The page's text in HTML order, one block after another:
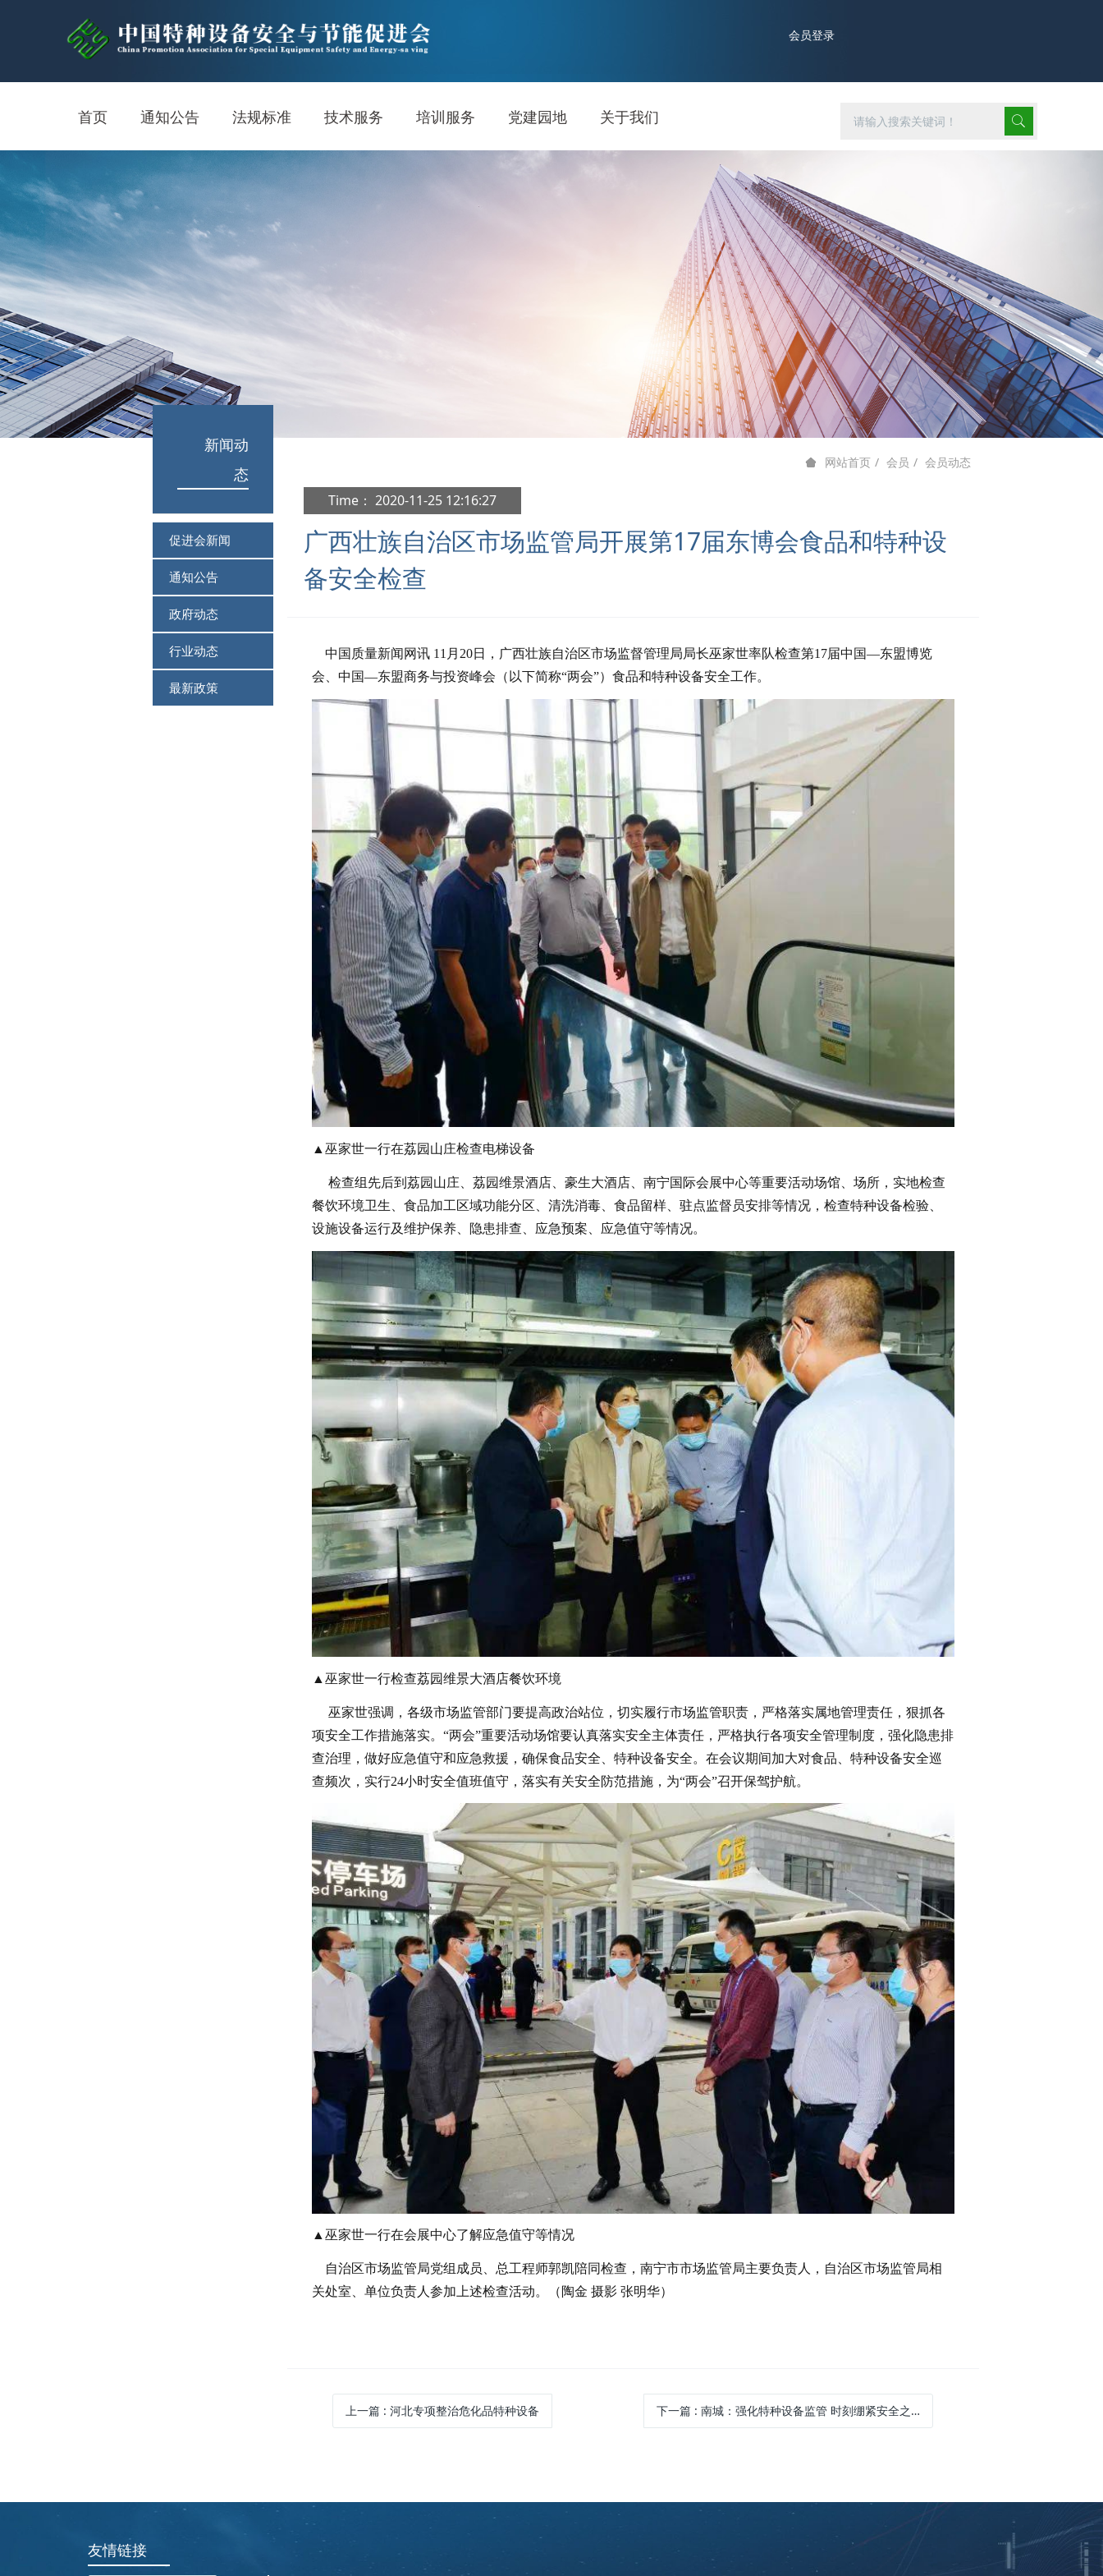
首页 通知公告 法规标准 技术服务 培训服务 党建园地 关于我们
新闻动
态
促进会新闻
通知公告
政府动态
行业动态
最新政策
网站首页 会员 会员动态
Time： 2020-11-25 12:16:27
广西壮族自治区市场监管局开展第17届东博会食品和特种设
备安全检查
中国质量新闻网讯 11月20日，广西壮族自治区市场监督管理局局长巫家世率队检查第17届中国—东盟博览
会、中国—东盟商务与投资峰会（以下简称“两会”）食品和特种设备安全工作。
▲巫家世一行在荔园山庄检查电梯设备
检查组先后到荔园山庄、荔园维景酒店、豪生大酒店、南宁国际会展中心等重要活动场馆、场所，实地检查
餐饮环境卫生、食品加工区域功能分区、清洗消毒、食品留样、驻点监督员安排等情况，检查特种设备检验、
设施设备运行及维护保养、隐患排查、应急预案、应急值守等情况。
▲巫家世一行检查荔园维景大酒店餐饮环境
巫家世强调，各级市场监管部门要提高政治站位，切实履行市场监管职责，严格落实属地管理责任，狠抓各
项安全工作措施落实。“两会”重要活动场馆要认真落实安全主体责任，严格执行各项安全管理制度，强化隐患排
查治理，做好应急值守和应急救援，确保食品安全、特种设备安全。在会议期间加大对食品、特种设备安全巡
查频次，实行24小时安全值班值守，落实有关安全防范措施，为“两会”召开保驾护航。
▲巫家世一行在会展中心了解应急值守等情况
自治区市场监管局党组成员、总工程师郭凯陪同检查，南宁市市场监管局主要负责人，自治区市场监管局相
关处室、单位负责人参加上述检查活动。（ 陶金 摄影 张明华）
上一篇 : 河北专项整治危化品特种设备 下一篇 : 南城：强化特种设备监管 时刻绷紧安全之弦
友情链接